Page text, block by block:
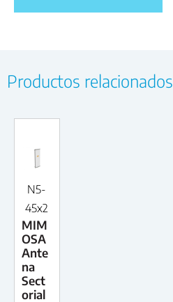
Productos relacionados
N5-
45x2
MIM
OSA
Ante
na
Sect
orial